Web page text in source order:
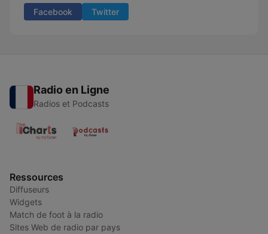
Facebook Twitter
Radio en Ligne
Radios et Podcasts
Ressources
Diffuseurs
Widgets
Match de foot à la radio
Sites Web de radio par pays